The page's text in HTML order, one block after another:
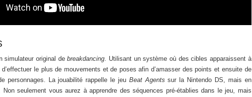
simulateur original debreakdancing. Utilisant un système où des cibles apparaissent à
d’effectuer le plus de mouvements et de poses afin d’amasser des points et ensuite de
personnages. La jouabilité rappelle le jeu Beat Agents sur la Nintendo DS, mais en
Non seulement vous aurez à apprendre des séquences pré-établies dans le jeu, mais